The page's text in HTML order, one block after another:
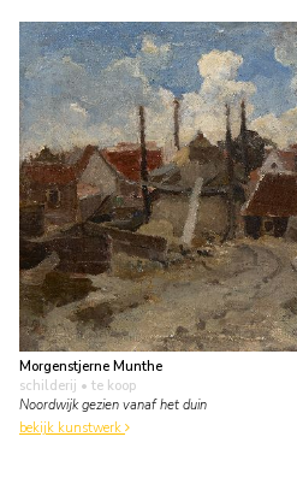
Morgenstjerne Munthe
schilderij • te koop
Noordwijk gezien vanaf het duin
bekijk kunstwerk